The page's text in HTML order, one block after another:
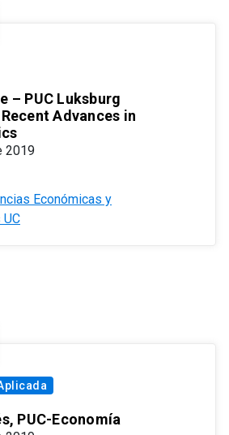
– PUC Luksburg
Advances in
2019
Económicas y
PUC-Economía